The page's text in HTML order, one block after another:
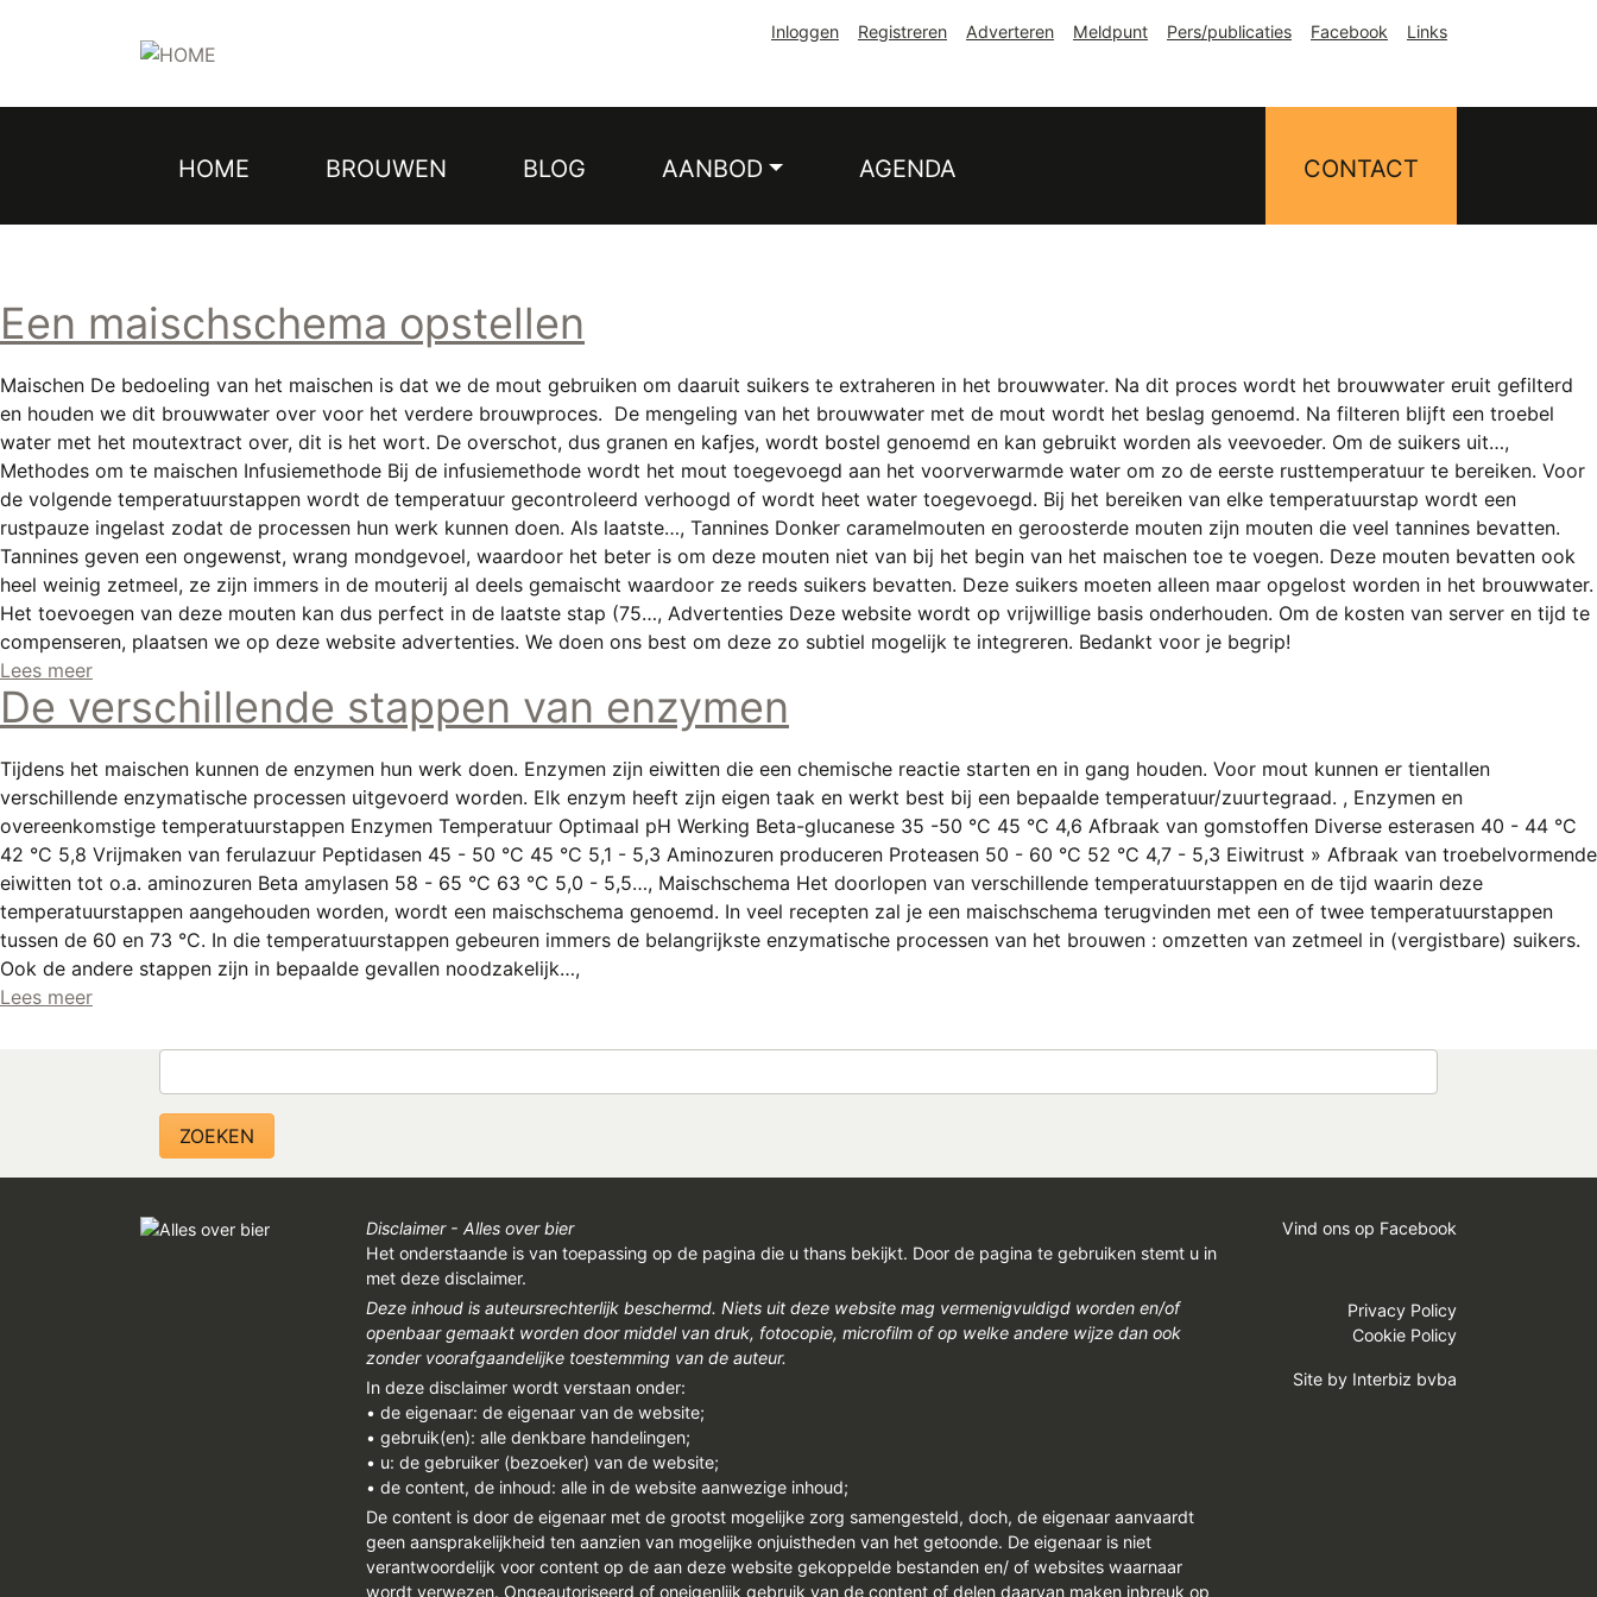
Inloggen Registreren Adverteren Meldpunt Pers/publicaties Facebook Links
Hoofdnavigatie
HOME BROUWEN BLOG AANBOD AGENDA CONTACT
Een maischschema opstellen
Maischen De bedoeling van het maischen is dat we de mout gebruiken om daaruit suikers te extraheren in het brouwwater. Na dit proces wordt het brouwwater eruit gefilterd
en houden we dit brouwwater over voor het verdere brouwproces. De mengeling van het brouwwater met de mout wordt het beslag genoemd. Na filteren blijft een troebel
water met het moutextract over, dit is het wort. De overschot, dus granen en kafjes, wordt bostel genoemd en kan gebruikt worden als veevoeder. Om de suikers uit…,
Methodes om te maischen Infusiemethode Bij de infusiemethode wordt het mout toegevoegd aan het voorverwarmde water om zo de eerste rusttemperatuur te bereiken. Voor
de volgende temperatuurstappen wordt de temperatuur gecontroleerd verhoogd of wordt heet water toegevoegd. Bij het bereiken van elke temperatuurstap wordt een
rustpauze ingelast zodat de processen hun werk kunnen doen. Als laatste…, Tannines Donker caramelmouten en geroosterde mouten zijn mouten die veel tannines bevatten.
Tannines geven een ongewenst, wrang mondgevoel, waardoor het beter is om deze mouten niet van bij het begin van het maischen toe te voegen. Deze mouten bevatten ook
heel weinig zetmeel, ze zijn immers in de mouterij al deels gemaischt waardoor ze reeds suikers bevatten. Deze suikers moeten alleen maar opgelost worden in het brouwwater.
Het toevoegen van deze mouten kan dus perfect in de laatste stap (75…, Advertenties Deze website wordt op vrijwillige basis onderhouden. Om de kosten van server en tijd te
compenseren, plaatsen we op deze website advertenties. We doen ons best om deze zo subtiel mogelijk te integreren. Bedankt voor je begrip!
Lees meer
De verschillende stappen van enzymen
Tijdens het maischen kunnen de enzymen hun werk doen. Enzymen zijn eiwitten die een chemische reactie starten en in gang houden. Voor mout kunnen er tientallen
verschillende enzymatische processen uitgevoerd worden. Elk enzym heeft zijn eigen taak en werkt best bij een bepaalde temperatuur/zuurtegraad. , Enzymen en
overeenkomstige temperatuurstappen Enzymen Temperatuur Optimaal pH Werking Beta-glucanese 35 -50 °C 45 °C 4,6 Afbraak van gomstoffen Diverse esterasen 40 - 44 °C
42 °C 5,8 Vrijmaken van ferulazuur Peptidasen 45 - 50 °C 45 °C 5,1 - 5,3 Aminozuren produceren Proteasen 50 - 60 °C 52 °C 4,7 - 5,3 Eiwitrust » Afbraak van troebelvormende
eiwitten tot o.a. aminozuren Beta amylasen 58 - 65 °C 63 °C 5,0 - 5,5…, Maischschema Het doorlopen van verschillende temperatuurstappen en de tijd waarin deze
temperatuurstappen aangehouden worden, wordt een maischschema genoemd. In veel recepten zal je een maischschema terugvinden met een of twee temperatuurstappen
tussen de 60 en 73 °C. In die temperatuurstappen gebeuren immers de belangrijkste enzymatische processen van het brouwen : omzetten van zetmeel in (vergistbare) suikers.
Ook de andere stappen zijn in bepaalde gevallen noodzakelijk…,
Lees meer
Disclaimer - Alles over bier
Het onderstaande is van toepassing op de pagina die u thans bekijkt. Door de pagina te gebruiken stemt u in
met deze disclaimer.
Deze inhoud is auteursrechterlijk beschermd. Niets uit deze website mag vermenigvuldigd worden en/of
openbaar gemaakt worden door middel van druk, fotocopie, microfilm of op welke andere wijze dan ook
zonder voorafgaandelijke toestemming van de auteur.
In deze disclaimer wordt verstaan onder:
• de eigenaar: de eigenaar van de website;
• gebruik(en): alle denkbare handelingen;
• u: de gebruiker (bezoeker) van de website;
• de content, de inhoud: alle in de website aanwezige inhoud;
De content is door de eigenaar met de grootst mogelijke zorg samengesteld, doch, de eigenaar aanvaardt
geen aansprakelijkheid ten aanzien van mogelijke onjuistheden van het getoonde. De eigenaar is niet
verantwoordelijk voor content op de aan deze website gekoppelde bestanden en/ of websites waarnaar
wordt verwezen. Ongeautoriseerd of oneigenlijk gebruik van de content of delen daarvan maken inbreuk op
Vind ons op Facebook
Privacy Policy
Cookie Policy
Site by Interbiz bvba